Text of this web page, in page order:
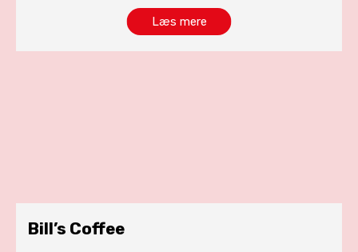
Læs mere
Bill’s Coffee